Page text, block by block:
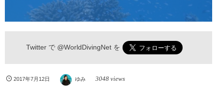
Twitter で @WorldDivingNetを
2017年7月12日 ゆみ 3048 views